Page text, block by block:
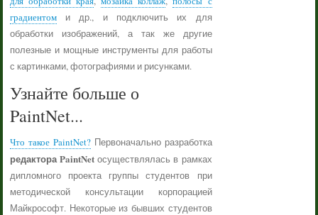
градиентоми др., и подключить их для
обработки изображений, а так же другие
полезные и мощные инструменты для работы
с картинками, фотографиями и рисунками.
Узнайте больше о
PaintNet...
Что такое PaintNet?Первоначально разработка
редактора PaintNet осуществлялась в рамках
дипломного проекта группы студентов при
методической консультации корпорацией
Майкрософт. Некоторые из бывших студентов